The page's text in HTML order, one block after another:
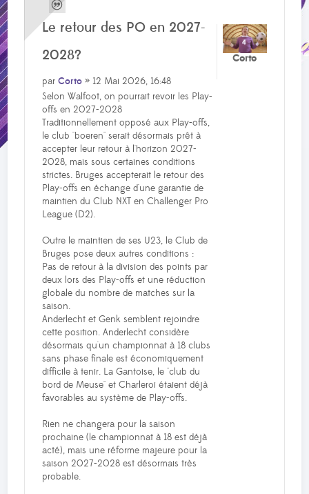
Le retour des PO en 2027-
2028?
parCorto » 12 Mai 2026, 16:48
Selon Walfoot, on pourrait revoir les Play-
offs en 2027-2028
Traditionnellement opposé aux Play-offs,
le club "boeren" serait désormais prêt à
accepter leur retour à l'horizon 2027-
2028, mais sous certaines conditions
strictes. Bruges accepterait le retour des
Play-offs en échange d'une garantie de
maintien du Club NXT en Challenger Pro
League (D2).
Outre le maintien de ses U23, le Club de
Bruges pose deux autres conditions :
Pas de retour à la division des points par
deux lors des Play-offs et une réduction
globale du nombre de matches sur la
saison.
Anderlecht et Genk semblent rejoindre
cette position. Anderlecht considère
désormais qu'un championnat à 18 clubs
sans phase finale est économiquement
difficile à tenir. La Gantoise, le "club du
bord de Meuse" et Charleroi étaient déjà
favorables au système de Play-offs.
Rien ne changera pour la saison
prochaine (le championnat à 18 est déjà
acté), mais une réforme majeure pour la
saison 2027-2028 est désormais très
probable.
Corto